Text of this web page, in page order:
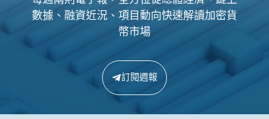
數據、融資近況、項目動向快速解讀加密貨
幣市場
訂閱週報